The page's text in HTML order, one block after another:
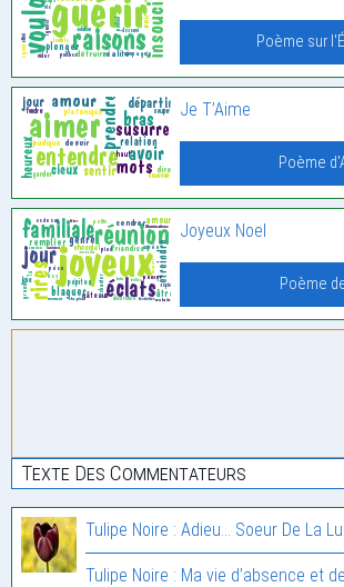
Poème sur
Je T’Aime
Poème
Joyeux Noel
Poème
Texte Des Commentateurs
Tulipe Noire : Adieu… Soeur De La
Tulipe Noire : Ma vie d’absence et